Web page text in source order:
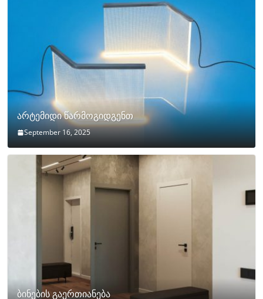
არტემიდი წარმოგიდგენთ
September 16, 2025
ბინების გაერთიანება